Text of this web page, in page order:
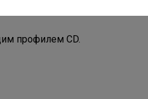
к основным в
профилем CD.